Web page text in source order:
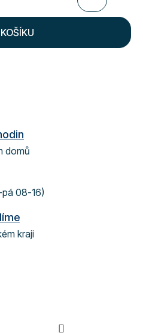
domů
08-16)
kraji